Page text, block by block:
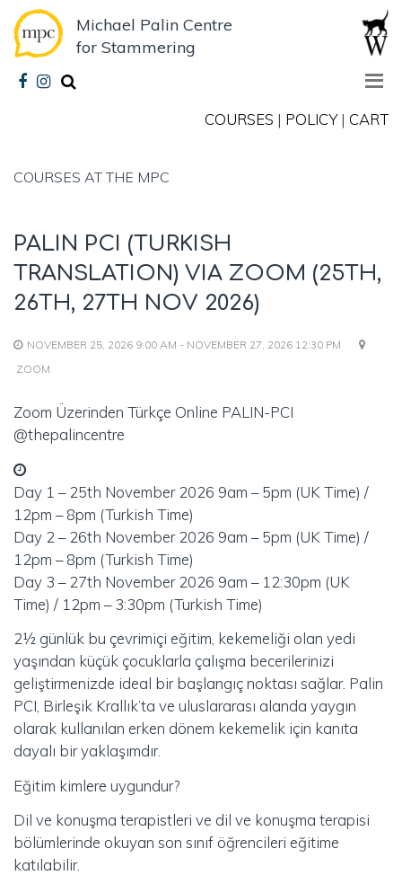
Michael Palin Centre
for Stammering
COURSES | POLICY| CART
COURSES AT THE MPC
PALIN PCI (TURKISH
TRANSLATION) VIA ZOOM (25TH,
26TH, 27TH NOV 2026)
NOVEMBER 25, 2026 9:00 AM - NOVEMBER 27, 2026 12:30 PM
ZOOM
Zoom Üzerinden Türkçe Online PALIN-PCI
@thepalincentre
Day 1 – 25th November 2026 9am – 5pm (UK Time) /
12pm – 8pm (Turkish Time)
Day 2 – 26th November 2026 9am – 5pm (UK Time) /
12pm – 8pm (Turkish Time)
Day 3 – 27th November 2026 9am – 12:30pm (UK
Time) / 12pm – 3:30pm (Turkish Time)
2½ günlük bu çevrimiçi eğitim, kekemeliği olan yedi
yaşından küçük çocuklarla çalışma becerilerinizi
geliştirmenizde ideal bir başlangıç ​​noktası sağlar. Palin
PCI, Birleşik Krallık’ta ve uluslararası alanda yaygın
olarak kullanılan erken dönem kekemelik için kanıta
dayalı bir yaklaşımdır.
Eğitim kimlere uygundur?
Dil ve konuşma terapistleri ve dil ve konuşma terapisi
bölümlerinde okuyan son sınıf öğrencileri eğitime
katılabilir.